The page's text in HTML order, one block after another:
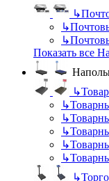
↳
↳
↳
Показать все
↳
↳
↳
↳
↳
↳
↳